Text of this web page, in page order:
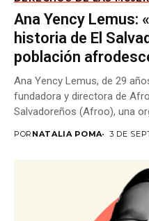
Ana Yency Lemus:
historia de El
población
Ana Yency Lemus, de 29
fundadora y directora de
Salvadoreños (Afroo), una
POR NATALIA POMA 3 DE